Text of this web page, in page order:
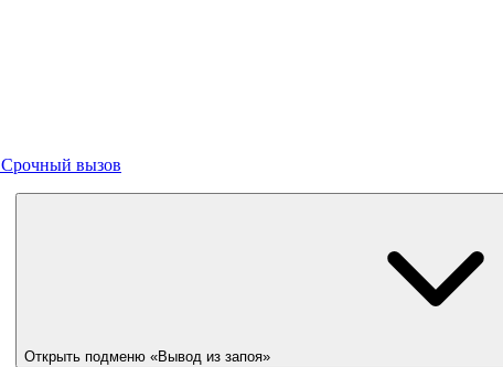
Срочный вызов
Открыть подменю «Вывод из запоя»